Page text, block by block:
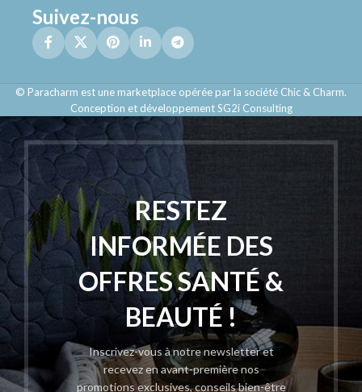
Suivez-nous
© Paracharm est une marketplace opérée par la société Chic & Charm.
Conception et développement SG2i Consulting
RESTEZ
INFORMÉE DES
OFFRES SANTÉ &
BEAUTÉ !
Inscrivez-vous à notre newsletter et
recevez en avant-première nos
promotions exclusives, conseils bien-être